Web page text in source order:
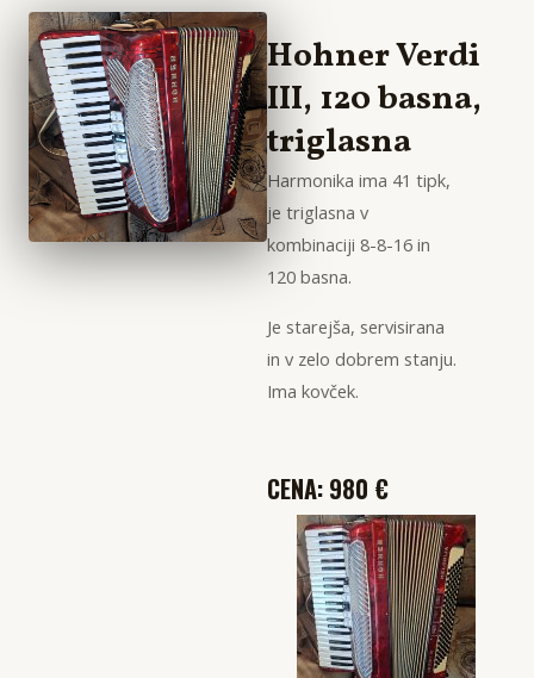
Hohner Verdi
III, 120 basna,
triglasna
Harmonika ima 41 tipk,
je triglasna v
kombinaciji 8-8-16 in
120 basna.
Je starejša, servisirana
in v zelo dobrem stanju.
Ima kovček.
CENA: 980 €